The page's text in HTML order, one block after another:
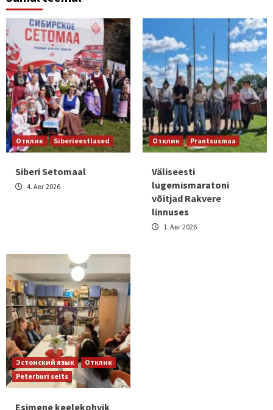
Отклик Siberieestlased
Siberi Setomaal
4. Авг 2026
Отклик Prantsusmaa
Väliseesti
lugemismaratoni
võitjad Rakvere
linnuses
1. Авг 2026
Эстонский язык
Отклик
Peterburi selts
Esimene keelekohvik